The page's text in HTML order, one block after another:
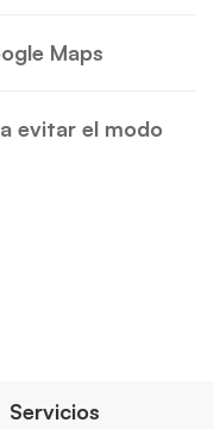
Maps
evitar el modo
Servicios